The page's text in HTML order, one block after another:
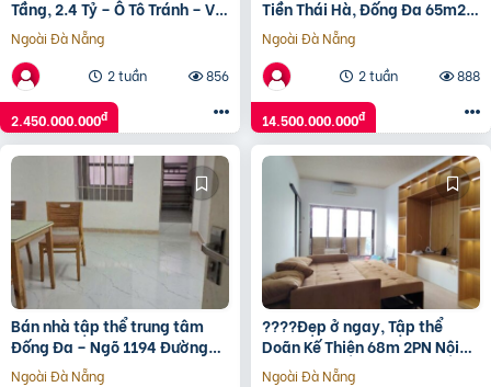
Tầng, 2.4 Tỷ – Ô Tô Tránh – Vị
Trí Đắc Địa
Ngoài Đà Nẵng
2 tuần
856
2.450.000.000đ
Tiền Thái Hà, Đống Đa 65m2
7T MT 8m, 14 Phòng, Chỉ 14.5
TỶ ⚜️
Ngoài Đà Nẵng
2 tuần
888
14.500.000.000đ
Bán nhà tập thể trung tâm
Đống Đa – Ngõ 1194 Đường
Láng
Ngoài Đà Nẵng
????Đẹp ở ngay, Tập thể
Doãn Kế Thiện 68m 2PN Nội
thất mới, chỉ 3 tỷ????
Ngoài Đà Nẵng